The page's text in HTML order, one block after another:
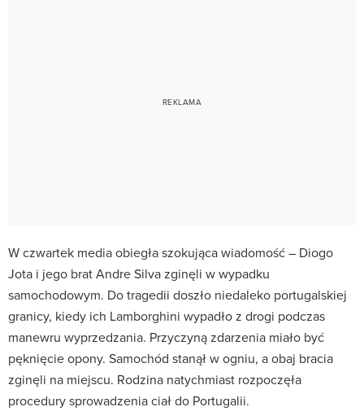
W czwartek media obiegła szokująca wiadomość – Diogo
Jota i jego brat Andre Silva zginęli w wypadku
samochodowym. Do tragedii doszło niedaleko portugalskiej
granicy, kiedy ich Lamborghini wypadło z drogi podczas
manewru wyprzedzania. Przyczyną zdarzenia miało być
pęknięcie opony. Samochód stanął w ogniu, a obaj bracia
zginęli na miejscu. Rodzina natychmiast rozpoczęła
procedury sprowadzenia ciał do Portugalii.